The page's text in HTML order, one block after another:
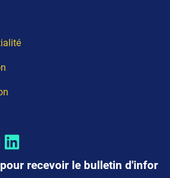
recevoir le bulletin d'infor